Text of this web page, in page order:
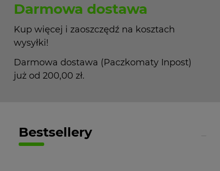
Darmowa dostawa
Kup więcej i zaoszczędź na kosztach
wysyłki!
Darmowa dostawa (Paczkomaty Inpost)
już od 200,00 zł.
Bestsellery